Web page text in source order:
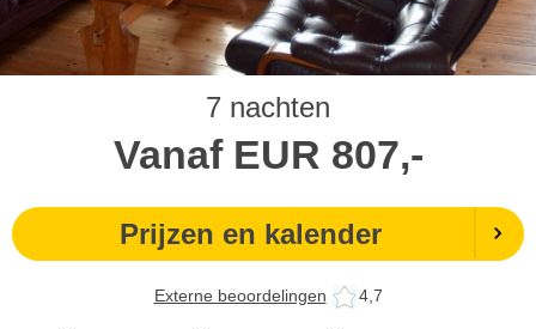
7 nachten
Vanaf EUR 807,-
Prijzen en kalender
Externe beoordelingen 4,7